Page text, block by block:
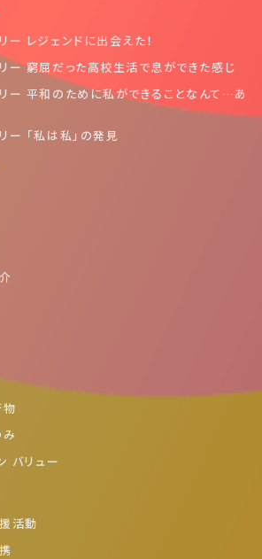
ー レジェンドに出会えた！
ー 窮屈だった高校生活で息ができた感じ
ー 平和のために私ができることなんて…あ
ー 「私は私」の発見
バリュー
活動